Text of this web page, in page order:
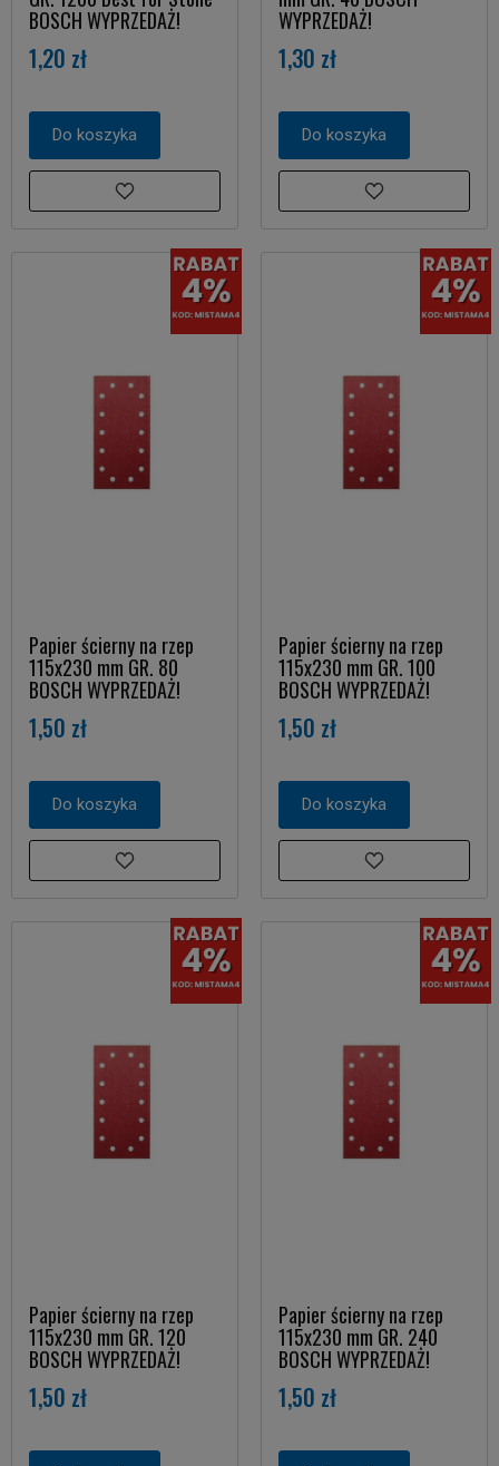
BOSCH WYPRZEDAŻ!
1,20 zł
Do koszyka
WYPRZEDAŻ!
1,30 zł
Do koszyka
Papier ścierny na rzep
115x230 mm GR. 80
BOSCH WYPRZEDAŻ!
1,50 zł
Do koszyka
Papier ścierny na rzep
115x230 mm GR. 100
BOSCH WYPRZEDAŻ!
1,50 zł
Do koszyka
Papier ścierny na rzep
115x230 mm GR. 120
BOSCH WYPRZEDAŻ!
1,50 zł
Papier ścierny na rzep
115x230 mm GR. 240
BOSCH WYPRZEDAŻ!
1,50 zł